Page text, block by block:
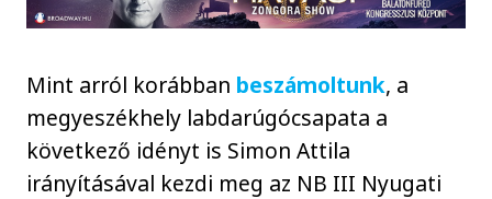
Mint arról korábban beszámoltunk, a
megyeszékhely labdarúgócsapata a
következő idényt is Simon Attila
irányításával kezdi meg az NB III Nyugati